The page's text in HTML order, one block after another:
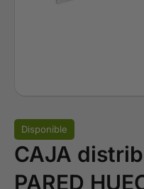
Disponible
CAJA
PARED